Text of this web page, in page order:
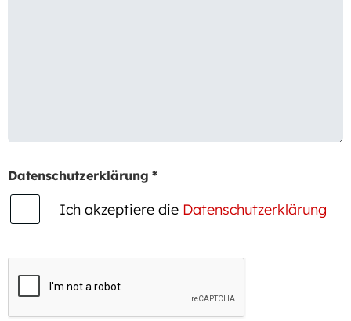
Datenschutzerklärung *
Ich akzeptiere die Datenschutzerklärung